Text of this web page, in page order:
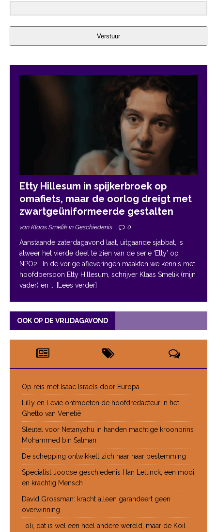
Verstuur
Etty Hillesum in spijkerbroek op
omafiets, maar de oorlog dreigt met
zwartgeüniformeerde gestalten
van Klaas Smelik in Geschiedenis 0
Aanstaande zaterdagavond laat, uitgaande sjabbat, is
alweer het vierde deel te zien van de serie ‘Etty’ op
NPO2. In de vorige afleveringen maakten we kennis met
hoofdpersoon Etty Hillesum, schrijver Klaas Smelik (mijn
vader) en
... [Lees verder]
OOK OP DE VRIJDAGAVOND
Op reis met Isaac Israels door Europa
Lilly en Levie ontmoeten de hoofdredacteur in het
Ghetto van Venetië
Sleutel voor Netanyahu in handen machtige kroonprins
Mohammed bin Salman
De schepping ontwikkelt zich naar haar bestemming
Specialist Joodse geschiedenis Han Lettinck, een mooi
en krachtig Mensch
David Grossman: kracht alleen garandeert geen
overwinning
Toli, dat is wel een heel andere wereld, maar de Koil